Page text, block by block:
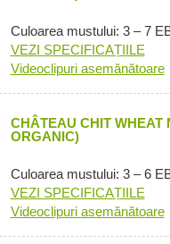
Culoarea mustului: 3 – 7
VEZI SPECIFICAȚIILE
Videoclipuri asemănătoare
CHÂTEAU CHIT
ORGANIC)
Culoarea mustului: 3 – 6
VEZI SPECIFICAȚIILE
Videoclipuri asemănătoare